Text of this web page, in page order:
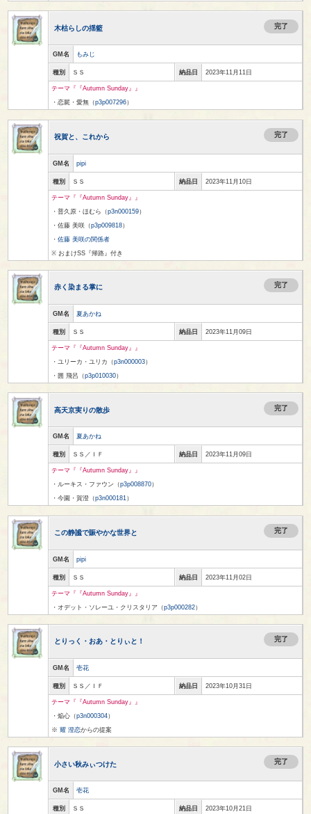
木枯らしの揺籃 完了
GM名 もみじ
種別 ＳＳ 納品日 2023年11月11日
テーマ『『Autumn Sunday』』
・恋屍・愛無（p3p007296）
祝賀と、これから 完了
GM名 pipi
種別 ＳＳ 納品日 2023年11月10日
テーマ『『Autumn Sunday』』
・普久原・ほむら（p3n000159）
・佐藤 美咲（p3p009818）
・佐藤 美咲の関係者
※ おまけSS『帰路』付き
赤く染まる掌に 完了
GM名 夏あかね
種別 ＳＳ 納品日 2023年11月09日
テーマ『『Autumn Sunday』』
・ユリーカ・ユリカ（p3n000003）
・囲 飛呂（p3p010030）
高天京実りの散歩 完了
GM名 夏あかね
種別 ＳＳ／ＩＦ 納品日 2023年11月09日
テーマ『『Autumn Sunday』』
・ルーキス・ファウン（p3p008870）
・今園・賀澄（p3n000181）
この静謐で賑やかな世界と 完了
GM名 pipi
種別 ＳＳ 納品日 2023年11月02日
テーマ『『Autumn Sunday』』
・オデット・ソレーユ・クリスタリア（p3p000282）
とりっく・おあ・とりぃと！ 完了
GM名 壱花
種別 ＳＳ／ＩＦ 納品日 2023年10月31日
テーマ『『Autumn Sunday』』
・焔心（p3n000304）
※耀 澄恋からの提案
小さい秋みぃつけた 完了
GM名 壱花
種別 ＳＳ 納品日 2023年10月21日